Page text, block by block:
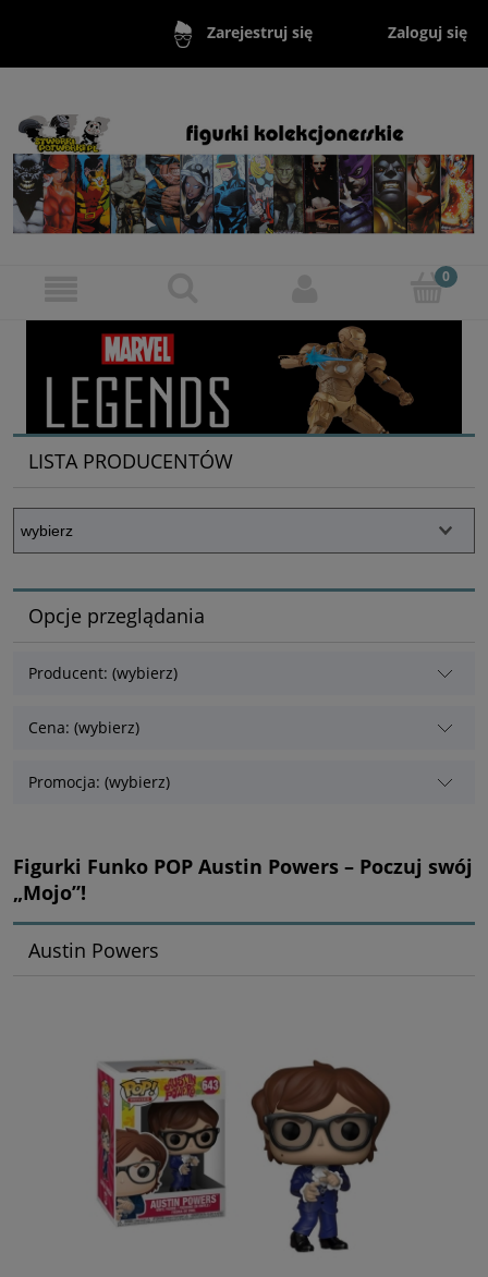
Zarejestruj się Zaloguj się
LISTA PRODUCENTÓW
Opcje przeglądania
Producent: (wybierz)
Cena: (wybierz)
Promocja: (wybierz)
Figurki Funko POP Austin Powers – Poczuj swój
„Mojo”!
Austin Powers